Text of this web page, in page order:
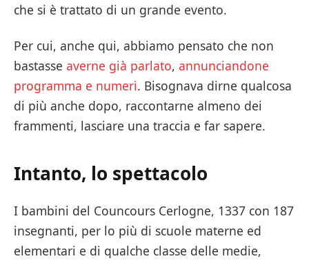
che si è trattato di un grande evento.
Per cui, anche qui, abbiamo pensato che non
bastasse averne già parlato, annunciandone
programma e numeri. Bisognava dirne qualcosa
di più anche dopo, raccontarne almeno dei
frammenti, lasciare una traccia e far sapere.
Intanto, lo spettacolo
I bambini del Councours Cerlogne, 1337 con 187
insegnanti, per lo più di scuole materne ed
elementari e di qualche classe delle medie,